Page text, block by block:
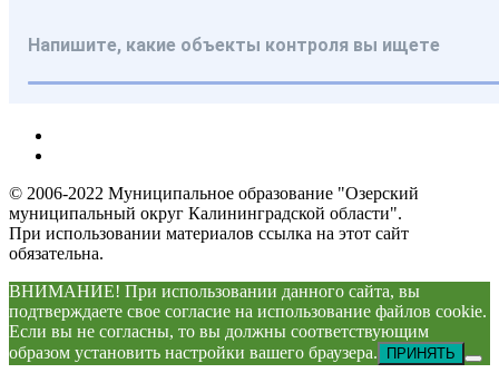
© 2006-2022 Муниципальное образование "Озерский
муниципальный округ Калининградской области".
При использовании материалов ссылка на этот сайт
обязательна.
ВНИМАНИЕ! При использовании данного сайта, вы
подтверждаете свое согласие на использование файлов cookie.
Если вы не согласны, то вы должны соответствующим
образом установить настройки вашего браузера.
ПРИНЯТЬ